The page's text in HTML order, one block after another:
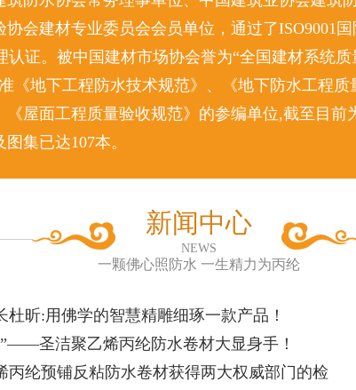
会建材专业委员会会员单位，通过了ISO9001国
认证。被中国建材市场协会誉为“全国建材系统
《地下工程防水技术规范》、《地下防水工程
《屋面工程质量验收规范》的参编单位,截至目前
集已达107本。
新闻中心
NEWS
一颗佛心照防水 一生精力为丙纶
杜昕:用佛学的智慧精雕细琢一款产品！
圣洁聚乙烯丙纶防水卷材大显身手！
丙纶预铺反粘防水卷材获得两大权威部门的检